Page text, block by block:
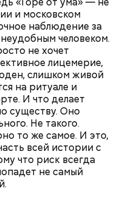
и московском
наблюдение за
человеком.
не хочет
лицемерие,
слишком живой
на ритуале и
И что делает
существу. Оно
Не такого.
то же самое. И это,
всей истории с
что риск всегда
не самый